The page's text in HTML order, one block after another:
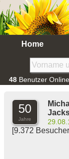
Home
48 Benutzer Online
50
Jahre
[9.372